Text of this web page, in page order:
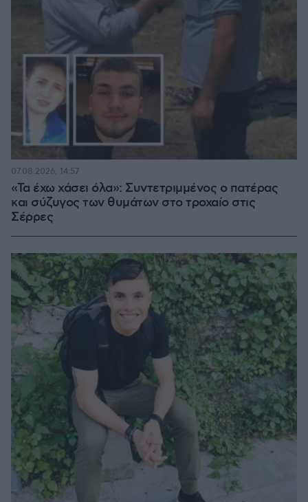
«Τα έχω χάσει όλα»: Συντετριμμένος ο πατέρας
και σύζυγος των θυμάτων στο τροχαίο στις
Σέρρες
07.08.2026, 14:57